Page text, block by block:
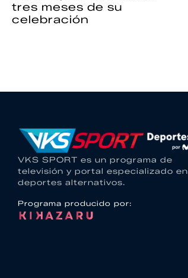
tres meses de su
celebración
VKS SPORT es un programa de
televisión y portal especializado en
deportes alternativos.
Programa producido por: